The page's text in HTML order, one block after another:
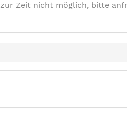
zur Zeit nicht möglich, bitte